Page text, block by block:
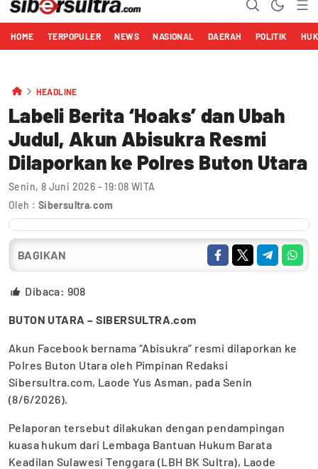
HOME TERPOPULER NEWS NASIONAL DAERAH POLITIK
HEADLINE
Labeli Berita ‘Hoaks’ dan Ubah
Judul, Akun Abisukra Resmi
Dilaporkan ke Polres Buton Utara
Senin, 8 Juni 2026 - 19:08 WITA
Oleh : Sibersultra.com
BAGIKAN
Dibaca: 908
BUTON UTARA – SIBERSULTRA.com
Akun Facebook bernama “Abisukra” resmi dilaporkan ke
Polres Buton Utara oleh Pimpinan Redaksi
Sibersultra.com, Laode Yus Asman, pada Senin
(8/6/2026).
Pelaporan tersebut dilakukan dengan pendampingan
kuasa hukum dari Lembaga Bantuan Hukum Barata
Keadilan Sulawesi Tenggara (LBH BK Sultra), Laode